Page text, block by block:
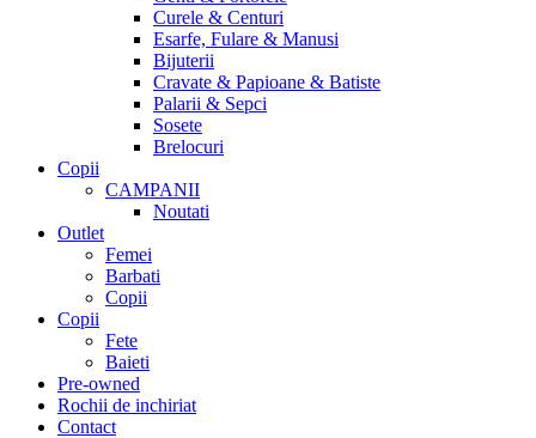
Curele & Centuri
Esarfe, Fulare & Manusi
Bijuterii
Cravate & Papioane & Batiste
Palarii & Sepci
Sosete
Brelocuri
Copii
CAMPANII
Noutati
Outlet
Femei
Barbati
Copii
Copii
Fete
Baieti
Pre-owned
Rochii de inchiriat
Contact